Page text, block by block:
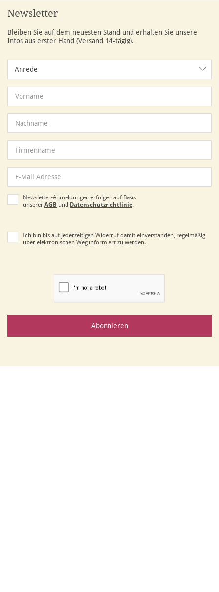
Newsletter
Bleiben Sie auf dem neuesten Stand und erhalten Sie unsere
Infos aus erster Hand (Versand 14-tägig).
Anrede
Newsletter-Anmeldungen erfolgen auf Basis
unserer AGB und Datenschutzrichtlinie.
Ich bin bis auf jederzeitigen Widerruf damit einverstanden, regelmäßig
über elektronischen Weg informiert zu werden.
Abonnieren